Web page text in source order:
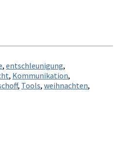
, entschleunigung,
, Kommunikation,
, Tools, weihnachten,